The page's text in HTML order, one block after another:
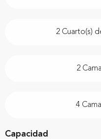
2 Cuarto(s)
2
4
Capacidad